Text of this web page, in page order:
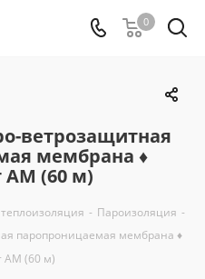
0
ветрозащитная
мембрана ♦
(60 м)
- Пароизоляция -
паропроницаемая мембрана ♦
AM (60 м)